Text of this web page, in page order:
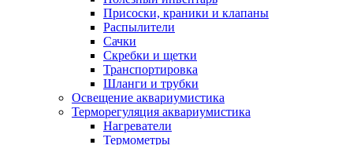
Присоски, краники и клапаны
Распылители
Сачки
Скребки и щетки
Транспортировка
Шланги и трубки
Освещение аквариумистика
Терморегуляция аквариумистика
Нагреватели
Термометры